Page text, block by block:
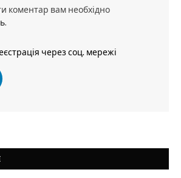
коментар вам необхідно
.
через соц. мережі